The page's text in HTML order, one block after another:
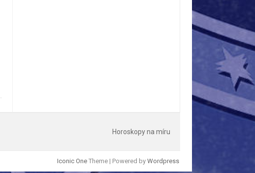
Horoskopy na míru
Iconic One Theme | Powered by Wordpress